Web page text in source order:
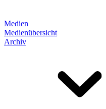
Medien
Medienübersicht
Archiv